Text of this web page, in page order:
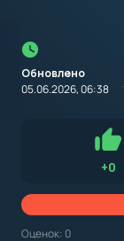
Обновлено
05.06.2026, 06:38
обращать
OS. Мы
+0
Оценок: 0